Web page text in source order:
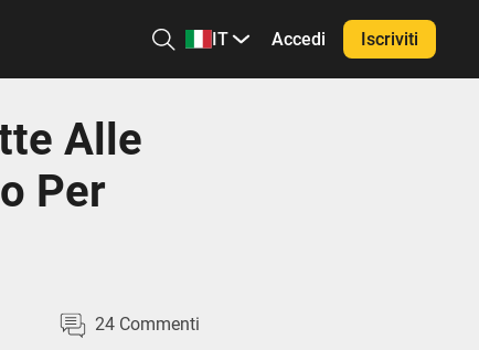
IT Accedi Iscriviti
Alle
Per
24Commenti